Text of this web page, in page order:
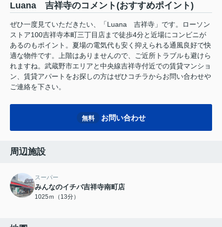
Luana 吉祥寺のコメント(おすすめポイント)
ぜひ一度見ていただきたい、「Luana 吉祥寺」です。ローソン
ストア100吉祥寺本町三丁目店まで徒歩4分と近場にコンビニが
あるのもポイント。夏場の電気代も安く抑えられる通風良好で快
適な物件です。上階はありませんので、ご近所トラブルも避けら
れますね。武蔵野市エリアと中央線吉祥寺付近での賃貸マンショ
ン、賃貸アパートをお探しの方はぜひコチラからお問い合わせや
ご連絡を下さい。
無料 お問い合わせ
周辺施設
スーパー
みんなのイチバ吉祥寺南町店
1025ｍ（13分）